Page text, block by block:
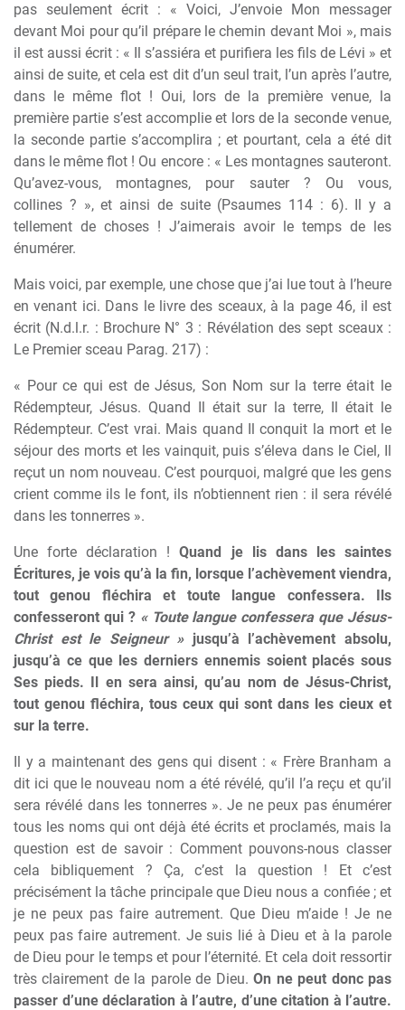
pas seulement écrit : « Voici, J’envoie Mon messager
devant Moi pour qu’il prépare le chemin devant Moi », mais
il est aussi écrit : « Il s’assiéra et purifiera les fils de Lévi » et
ainsi de suite, et cela est dit d’un seul trait, l’un après l’autre,
dans le même flot ! Oui, lors de la première venue, la
première partie s’est accomplie et lors de la seconde venue,
la seconde partie s’accomplira ; et pourtant, cela a été dit
dans le même flot ! Ou encore : « Les montagnes sauteront.
Qu’avez-vous, montagnes, pour sauter ? Ou vous,
collines ? », et ainsi de suite (Psaumes 114 : 6). Il y a
tellement de choses ! J’aimerais avoir le temps de les
énumérer.
Mais voici, par exemple, une chose que j’ai lue tout à l’heure
en venant ici. Dans le livre des sceaux, à la page 46, il est
écrit (N.d.l.r. : Brochure N° 3 : Révélation des sept sceaux :
Le Premier sceau Parag. 217) :
« Pour ce qui est de Jésus, Son Nom sur la terre était le
Rédempteur, Jésus. Quand Il était sur la terre, Il était le
Rédempteur. C’est vrai. Mais quand Il conquit la mort et le
séjour des morts et les vainquit, puis s’éleva dans le Ciel, Il
reçut un nom nouveau. C’est pourquoi, malgré que les gens
crient comme ils le font, ils n’obtiennent rien : il sera révélé
dans les tonnerres ».
Une forte déclaration !Quand je lis dans les saintes
Écritures, je vois qu’à la fin, lorsque l’achèvement viendra,
tout genou fléchira et toute langue confessera. Ils
confesseront qui ? « Toute langue confessera que Jésus-
Christ est le Seigneur »jusqu’à l’achèvement absolu,
jusqu’à ce que les derniers ennemis soient placés sous
Ses pieds. Il en sera ainsi, qu’au nom de Jésus-Christ,
tout genou fléchira, tous ceux qui sont dans les cieux et
sur la terre.
Il y a maintenant des gens qui disent : « Frère Branham a
dit ici que le nouveau nom a été révélé, qu’il l’a reçu et qu’il
sera révélé dans les tonnerres ». Je ne peux pas énumérer
tous les noms qui ont déjà été écrits et proclamés, mais la
question est de savoir : Comment pouvons-nous classer
cela bibliquement ? Ça, c’est la question ! Et c’est
précisément la tâche principale que Dieu nous a confiée ; et
je ne peux pas faire autrement. Que Dieu m’aide ! Je ne
peux pas faire autrement. Je suis lié à Dieu et à la parole
de Dieu pour le temps et pour l’éternité. Et cela doit ressortir
très clairement de la parole de Dieu.On ne peut donc pas
passer d’une déclaration à l’autre, d’une citation à l’autre.